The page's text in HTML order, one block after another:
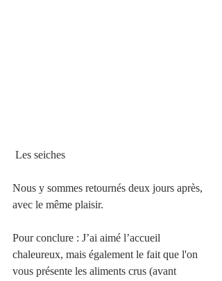
Les seiches
Nous y sommes retournés deux jours après,
avec le même plaisir.
Pour conclure : J’ai aimé l’accueil
chaleureux, mais également le fait que l'on
vous présente les aliments crus (avant